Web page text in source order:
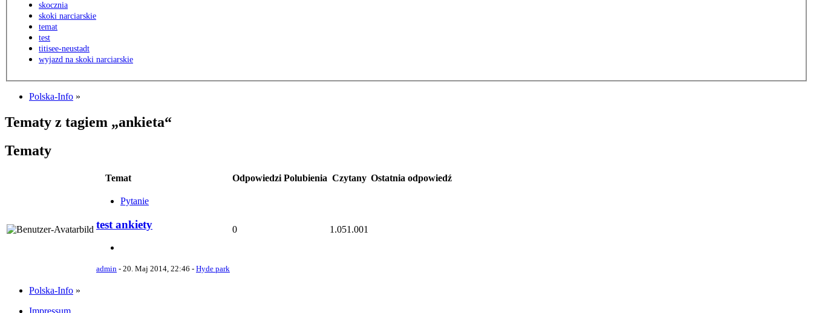
skocznia
skoki narciarskie
temat
test
titisee-neustadt
wyjazd na skoki narciarskie
Polska-Info »
Tematy z tagiem „ankieta“
Tematy
Temat Odpowiedzi Polubienia Czytany Ostatnia odpowiedź
Pytanie
test ankiety
admin - 20. Maj 2014, 22:46 - Hyde park
0 1.051.001
Polska-Info »
Impressum